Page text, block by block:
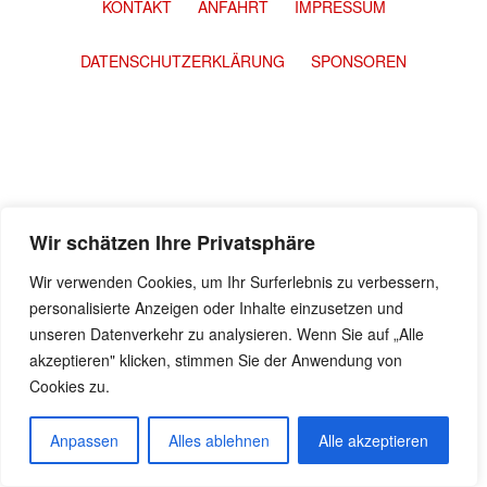
Wir schätzen Ihre Privatsphäre
Wir verwenden Cookies, um Ihr Surferlebnis zu verbessern,
personalisierte Anzeigen oder Inhalte einzusetzen und
unseren Datenverkehr zu analysieren. Wenn Sie auf „Alle
akzeptieren" klicken, stimmen Sie der Anwendung von
Cookies zu.
Anpassen Alles ablehnen Alle akzeptieren
KONTAKT ANFAHRT IMPRESSUM
DATENSCHUTZERKLÄRUNG SPONSOREN